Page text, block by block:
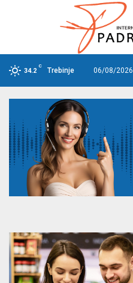
34.2
C
Trebinje 06/08/2026